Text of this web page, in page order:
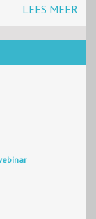
LEES MEER